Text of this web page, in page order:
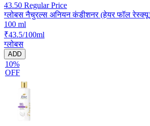
43.50 Regular Price
ग्लोबस नैचुरल्स अनियन कंडीशनर (हेयर फॉल
100 ml
₹43.5/100ml
ग्लोबस
ADD
10%
OFF